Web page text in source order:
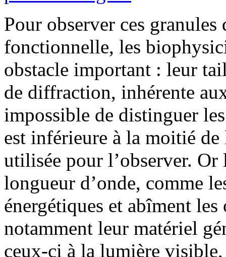
Pour observer ces
fonctionnelle, les
obstacle important : leur
de diffraction, inhérente
impossible de distinguer
est inférieure à la moitié
utilisée pour l’observer. Or
longueur d’onde, comme
énergétiques et abîment
notamment leur matériel
ceux-ci à la lumière